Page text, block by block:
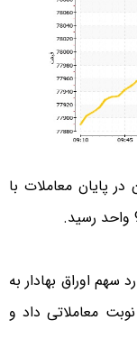
پایان معاملات با
معاملات امروز تعداد 1 میلیارد سهم اوراق بهادار به
ریال در بیش از 72 هزار نوبت معاملاتی داد و